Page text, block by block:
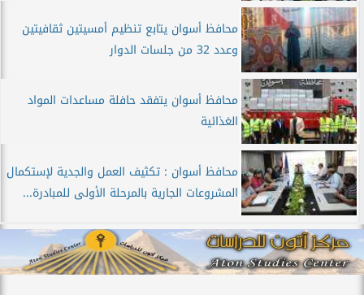
محافظ أسوان يتابع تنظيم أمسيتين ثقافيتين
وعدد 32 من جلسات الدوار
محافظ أسوان يتفقد حافلة مساعدات المواد
الغذائية
محافظ أسوان : تكثيف العمل والجدية لإستكمال
المشروعات الجارية بالمرحلة الأولى للمبادرة...